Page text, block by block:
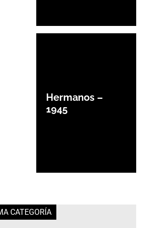
Hermanos –
1945
CATEGORÍA